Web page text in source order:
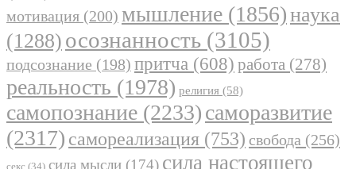
мотивация (200) мышление (1856)наука
(1288) осознанность (3105)
подсознание (198) притча (608) работа (278)
реальность (1978) религия (58)
самопознание (2233)саморазвитие
(2317) самореализация (753) свобода (256)
секс (34) сила мысли (174) сила настоящего